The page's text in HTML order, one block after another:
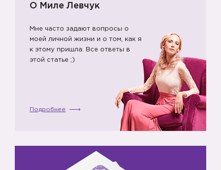
О Миле Левчук
Мне часто задают вопросы о
моей личной жизни и о том, как я
к этому пришла. Все ответы в
этой статье ;)
Подробнее